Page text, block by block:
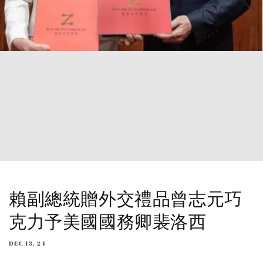
賴副總統贈外交禮品曾志元巧
克力予美國國務卿裴洛西
DEC 13, 24